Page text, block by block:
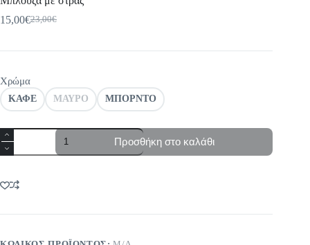
23,00€
Original
was:
15,00€Η
τιμή
Χρώμα
ΚΑΦΕ ΜΑΥΡΟ ΜΠΟΡΝΤΟ
Μπλούζα
με
στρας
Προσθήκη στο καλάθι